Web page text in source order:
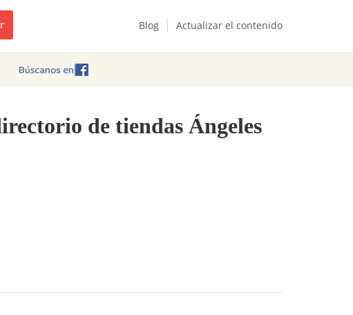
Blog Actualizar el contenido
de tiendas Ángeles